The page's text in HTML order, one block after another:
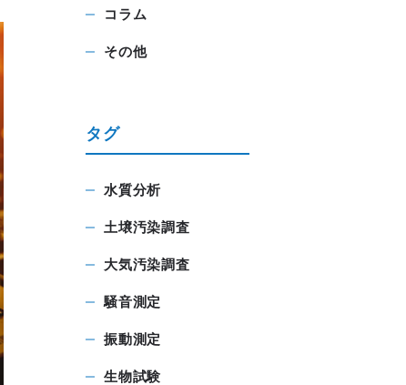
コラム
その他
タグ
水質分析
土壌汚染調査
大気汚染調査
騒音測定
振動測定
生物試験